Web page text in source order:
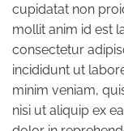
cupidatat non
mollit anim id est
consectetur
incididunt ut
minim veniam,
nisi ut aliquip ex